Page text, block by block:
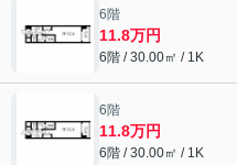
6階
11.8万円
6階 / 30.00㎡ / 1K
6階
11.8万円
6階 / 30.00㎡ / 1K